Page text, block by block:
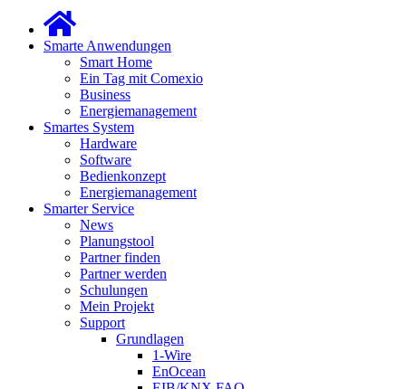
Smarte Anwendungen
Smart Home
Ein Tag mit Comexio
Business
Energiemanagement
Smartes System
Hardware
Software
Bedienkonzept
Energiemanagement
Smarter Service
News
Planungstool
Partner finden
Partner werden
Schulungen
Mein Projekt
Support
Grundlagen
1-Wire
EnOcean